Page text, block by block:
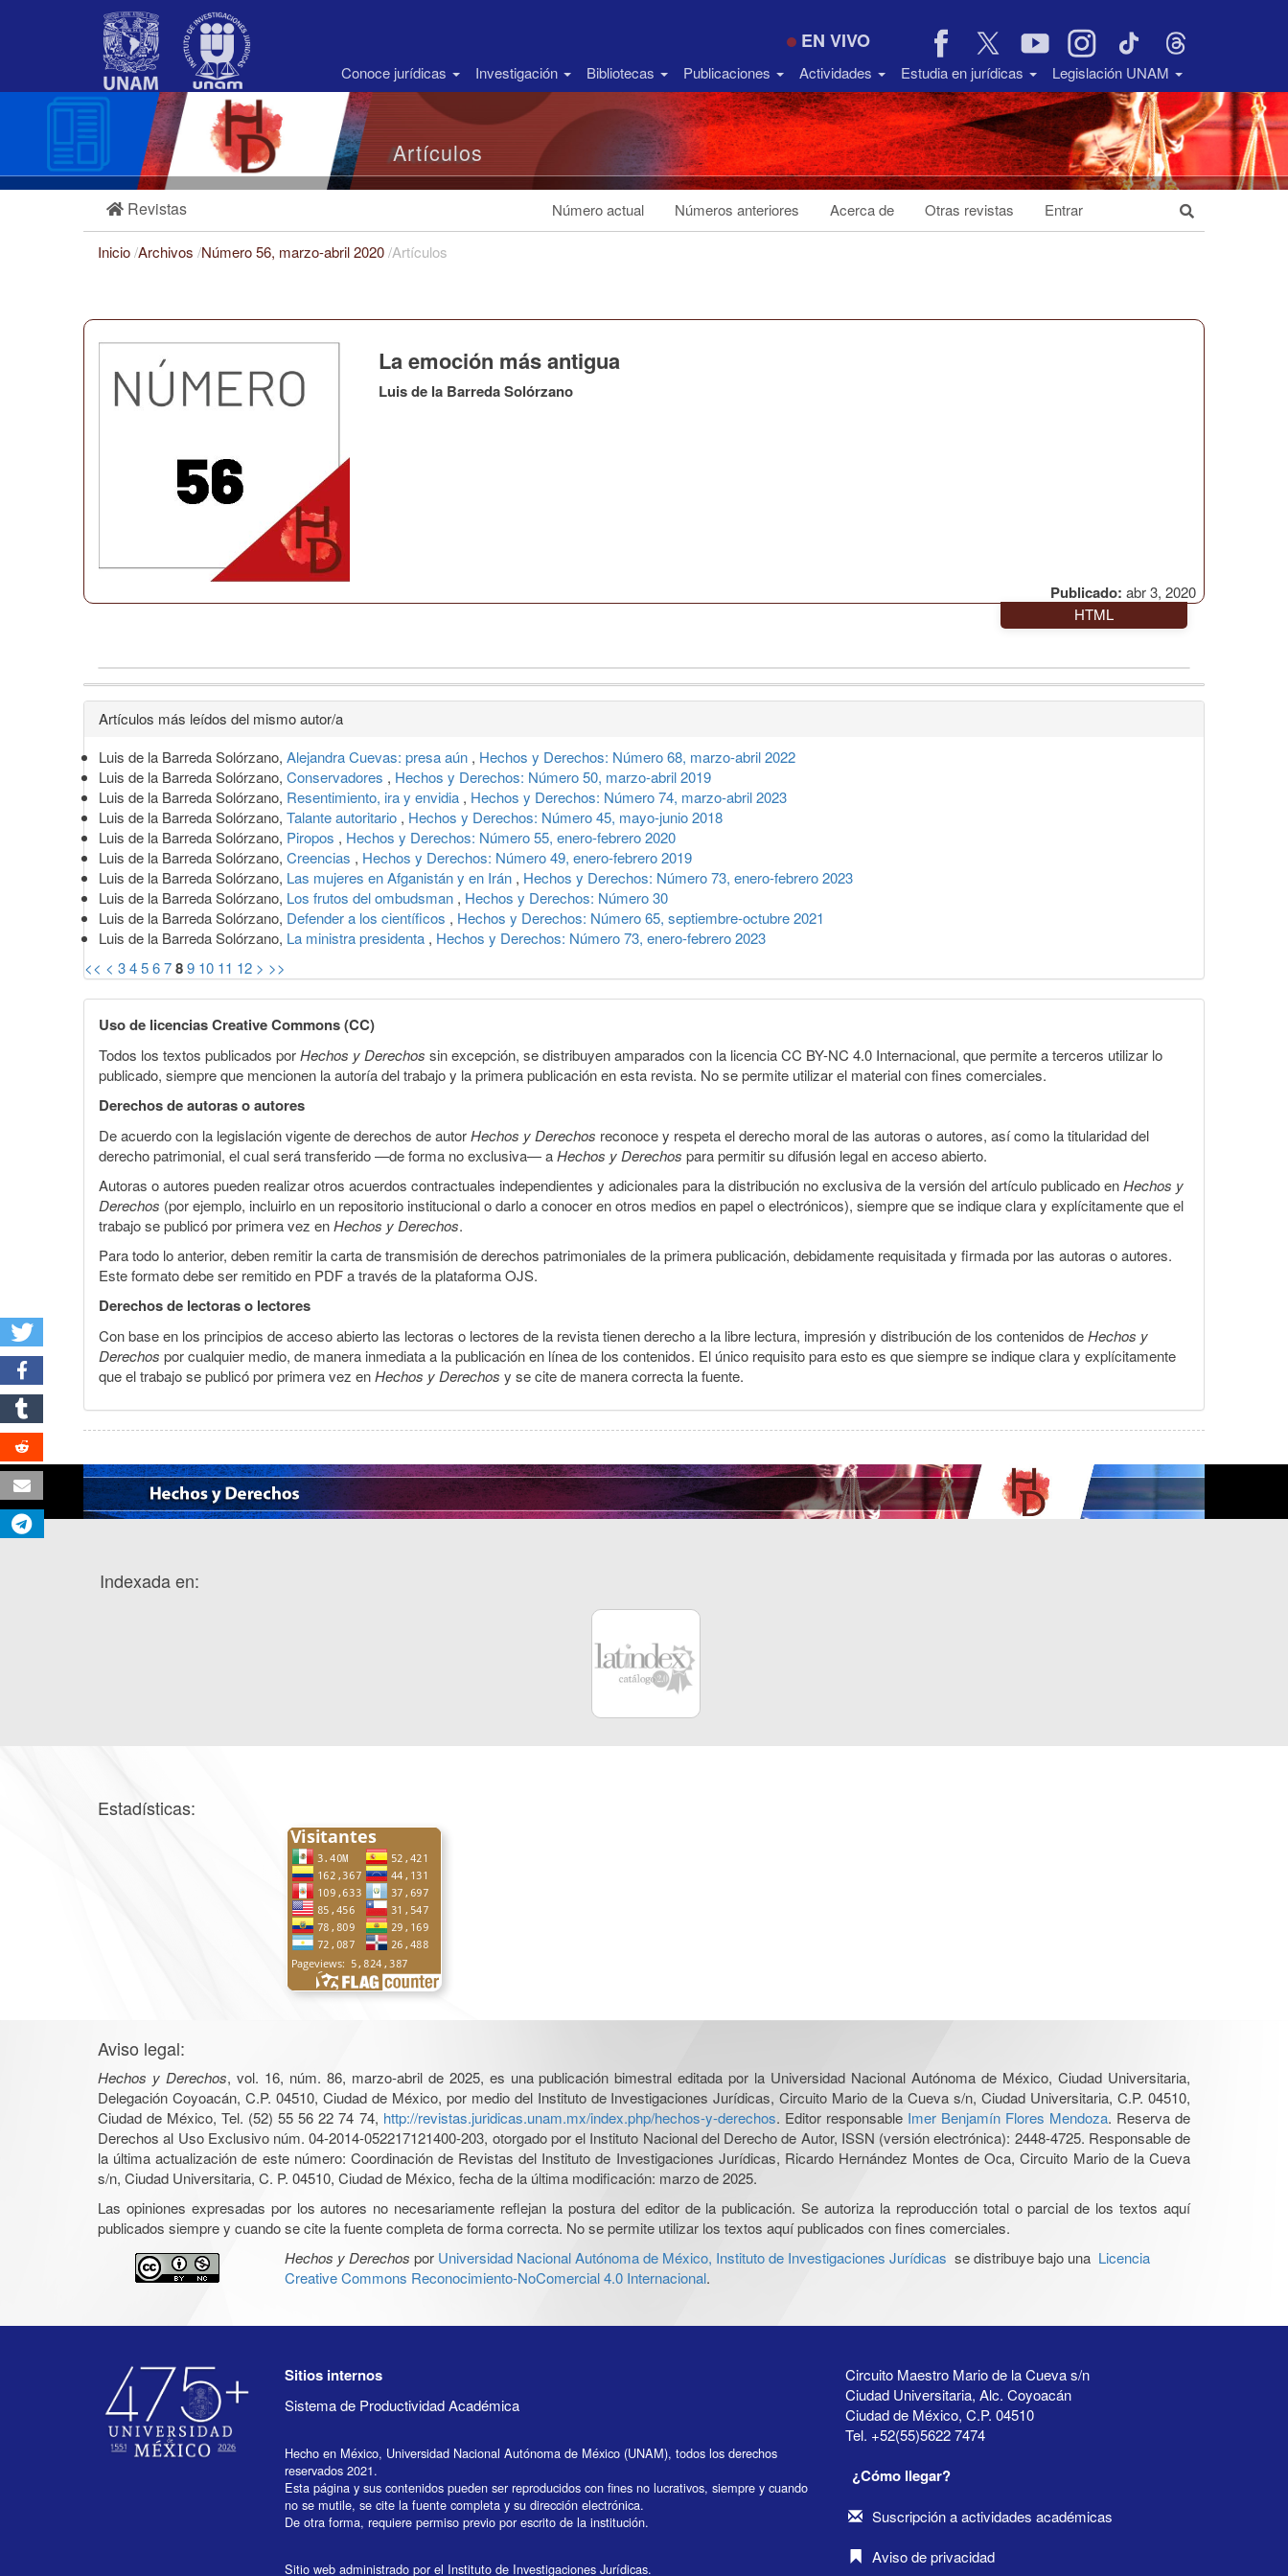
Barra
EN VIVO
Conoce jurídicas Investigación Bibliotecas Publicaciones Actividades Estudia en jurídicas Legislación UNAM
Artículos
Revistas Número actual Números anteriores Acerca de Otras revistas Entrar
Inicio/Archivos /Número 56, marzo-abril 2020/Artículos
Publicado: abr 3, 2020
La emoción más antigua
Luis de la Barreda Solórzano
HTML
Detalles
del
artículo
Artículos más leídos del mismo autor/a
Luis de la Barreda Solórzano, Alejandra Cuevas: presa aún , Hechos y Derechos: Número 68, marzo-abril 2022
Luis de la Barreda Solórzano, Conservadores , Hechos y Derechos: Número 50, marzo-abril 2019
Luis de la Barreda Solórzano, Resentimiento, ira y envidia , Hechos y Derechos: Número 74, marzo-abril 2023
Luis de la Barreda Solórzano, Talante autoritario , Hechos y Derechos: Número 45, mayo-junio 2018
Luis de la Barreda Solórzano, Piropos , Hechos y Derechos: Número 55, enero-febrero 2020
Luis de la Barreda Solórzano, Creencias , Hechos y Derechos: Número 49, enero-febrero 2019
Luis de la Barreda Solórzano, Las mujeres en Afganistán y en Irán , Hechos y Derechos: Número 73, enero-febrero 2023
Luis de la Barreda Solórzano, Los frutos del ombudsman , Hechos y Derechos: Número 30
Luis de la Barreda Solórzano, Defender a los científicos , Hechos y Derechos: Número 65, septiembre-octubre 2021
Luis de la Barreda Solórzano, La ministra presidenta , Hechos y Derechos: Número 73, enero-febrero 2023
<< < 3456789 10 11 12 > >>
Uso de licencias Creative Commons (CC)
Todos los textos publicados porHechos y Derechos sin excepción, se distribuyen amparados con la licencia CC BY-NC 4.0 Internacional, que permite a terceros utilizar lo
publicado, siempre que mencionen la autoría del trabajo y la primera publicación en esta revista. No se permite utilizar el material con fines comerciales.
Derechos de autoras o autores
De acuerdo con la legislación vigente de derechos de autorHechos y Derechos reconoce y respeta el derecho moral de las autoras o autores, así como la titularidad del
derecho patrimonial, el cual será transferido —de forma no exclusiva— aHechos y Derechos para permitir su difusión legal en acceso abierto.
Autoras o autores pueden realizar otros acuerdos contractuales independientes y adicionales para la distribución no exclusiva de la versión del artículo publicado enHechos y
Derechos (por ejemplo, incluirlo en un repositorio institucional o darlo a conocer en otros medios en papel o electrónicos), siempre que se indique clara y explícitamente que el
trabajo se publicó por primera vez enHechos y Derechos.
Para todo lo anterior, deben remitir la carta de transmisión de derechos patrimoniales de la primera publicación, debidamente requisitada y firmada por las autoras o autores.
Este formato debe ser remitido en PDF a través de la plataforma OJS.
Derechos de lectoras o lectores
Con base en los principios de acceso abierto las lectoras o lectores de la revista tienen derecho a la libre lectura, impresión y distribución de los contenidos deHechos y
Derechos por cualquier medio, de manera inmediata a la publicación en línea de los contenidos. El único requisito para esto es que siempre se indique clara y explícitamente
que el trabajo se publicó por primera vez enHechos y Derechos y se cite de manera correcta la fuente.
Indexada en:
Estadísticas:
Aviso legal:
Hechos y Derechos, vol. 16, núm. 86, marzo-abril de 2025, es una publicación bimestral editada por la Universidad Nacional Autónoma de México, Ciudad Universitaria,
Delegación Coyoacán, C.P. 04510, Ciudad de México, por medio del Instituto de Investigaciones Jurídicas, Circuito Mario de la Cueva s/n, Ciudad Universitaria, C.P. 04510,
Ciudad de México, Tel. (52) 55 56 22 74 74, http://revistas.juridicas.unam.mx/index.php/hechos-y-derechos. Editor responsable Imer Benjamín Flores Mendoza. Reserva de
Derechos al Uso Exclusivo núm. 04-2014-052217121400-203, otorgado por el Instituto Nacional del Derecho de Autor, ISSN (versión electrónica): 2448-4725. Responsable de
la última actualización de este número: Coordinación de Revistas del Instituto de Investigaciones Jurídicas, Ricardo Hernández Montes de Oca, Circuito Mario de la Cueva
s/n, Ciudad Universitaria, C. P. 04510, Ciudad de México, fecha de la última modificación: marzo de 2025.
Las opiniones expresadas por los autores no necesariamente reflejan la postura del editor de la publicación. Se autoriza la reproducción total o parcial de los textos aquí
publicados siempre y cuando se cite la fuente completa de forma correcta. No se permite utilizar los textos aquí publicados con fines comerciales.
Hechos y Derechos por Universidad Nacional Autónoma de México, Instituto de Investigaciones Jurídicas se distribuye bajo una Licencia
Creative Commons Reconocimiento-NoComercial 4.0 Internacional.
Sitios internos
Sistema de Productividad Académica
Hecho en México, Universidad Nacional Autónoma de México (UNAM), todos los derechos
reservados 2021.
Esta página y sus contenidos pueden ser reproducidos con fines no lucrativos, siempre y cuando
no se mutile, se cite la fuente completa y su dirección electrónica.
De otra forma, requiere permiso previo por escrito de la institución.
Sitio web administrado por el Instituto de Investigaciones Jurídicas.
Circuito Maestro Mario de la Cueva s/n
Ciudad Universitaria, Alc. Coyoacán
Ciudad de México, C.P. 04510
Tel. +52(55)5622 7474
¿Cómo llegar?
Suscripción a actividades académicas
Aviso de privacidad